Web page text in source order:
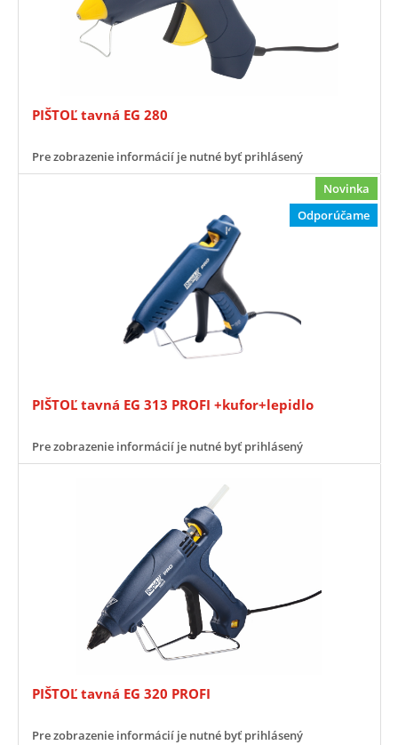
PIŠTOĽ tavná EG 280
Pre zobrazenie informácií je nutné byť prihlásený
Novinka
Odporúčame
PIŠTOĽ tavná EG 313 PROFI +kufor+lepidlo
Pre zobrazenie informácií je nutné byť prihlásený
PIŠTOĽ tavná EG 320 PROFI
Pre zobrazenie informácií je nutné byť prihlásený